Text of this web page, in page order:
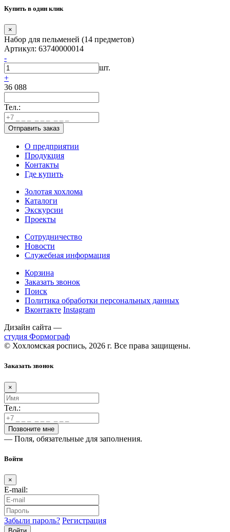
Купить в один клик
×
Набор для пельменей (14 предметов)
Артикул: 63740000014
-
шт.
+
36 088
Тел.:
О предприятии
Продукция
Контакты
Где купить
Золотая хохлома
Каталоги
Экскурсии
Проекты
Сотрудничество
Новости
Служебная информация
Корзина
Заказать звонок
Поиск
Политика обработки персональных данных
Вконтакте Instagram
Дизайн сайта —
студия Формограф
© Хохломская роспись, 2026 г. Все права защищены.
Заказать звонок
×
Тел.:
— Поля, обязательные для заполнения.
Войти
×
E-mail:
Забыли пароль? Регистрация